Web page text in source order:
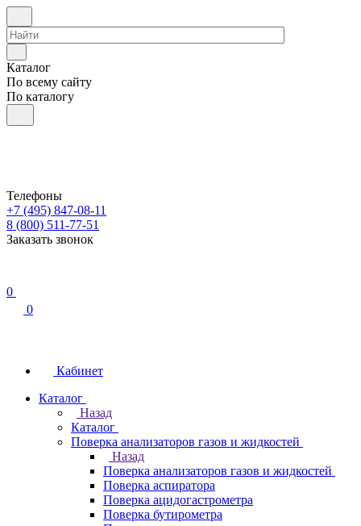
Каталог
По всему сайту
По каталогу
Телефоны
+7 (495) 847-08-11
8 (800) 511-77-51
Заказать звонок
0
0
Кабинет
Каталог
Назад
Каталог
Поверка анализаторов газов и жидкостей
Назад
Поверка анализаторов газов и жидкостей
Поверка аспиратора
Поверка ацидогастрометра
Поверка бутирометра